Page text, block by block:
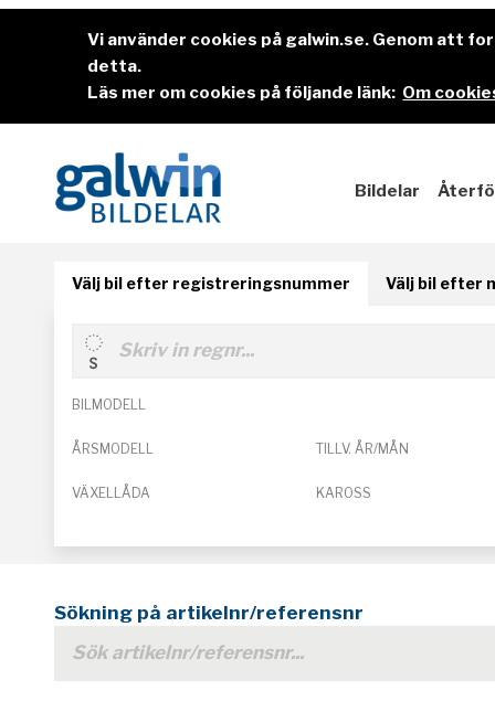
Vi använder cookies på galwin.se. Genom att
detta.
Läs mer om cookies på följande länk: Om
Bildelar
Välj bil efter registreringsnummer Välj bil efter
BILMODELL
ÅRSMODELL TILLV. ÅR/MÅN
VÄXELLÅDA KAROSS
Sökning på artikelnr/referensnr